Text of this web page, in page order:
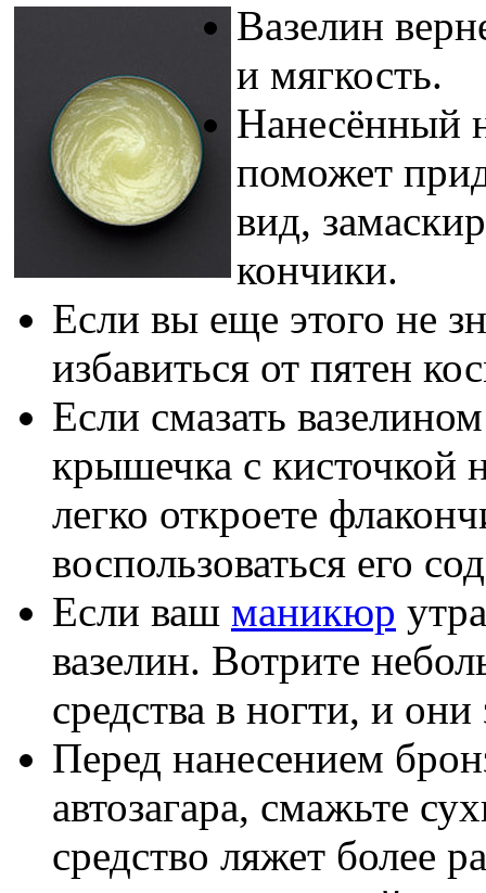
Вазелин
и мягкость.
Нанесённый
поможет
вид,
кончики.
Если вы еще этого не
избавиться от пятен
Если смазать
крышечка с кисточкой
легко откроете
воспользоваться его
Если ваш маникюр
вазелин. Вотрите
средства в ногти, и они
Перед нанесением
автозагара, смажьте
средство ляжет более